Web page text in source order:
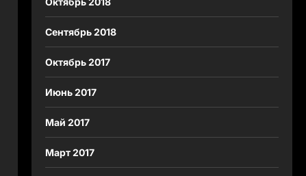
Сентябрь 2018
Октябрь 2017
Июнь 2017
Май 2017
Март 2017